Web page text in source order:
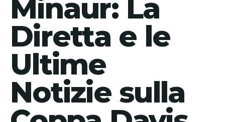
Minaur: La
Diretta e le
Ultime
Notizie sulla